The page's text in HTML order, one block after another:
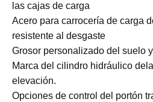
las cajas de carga
Acero para carrocería de carga
resistente al desgaste
Grosor personalizado del suelo
Marca del cilindro hidráulico
elevación.
Opciones de control del portón